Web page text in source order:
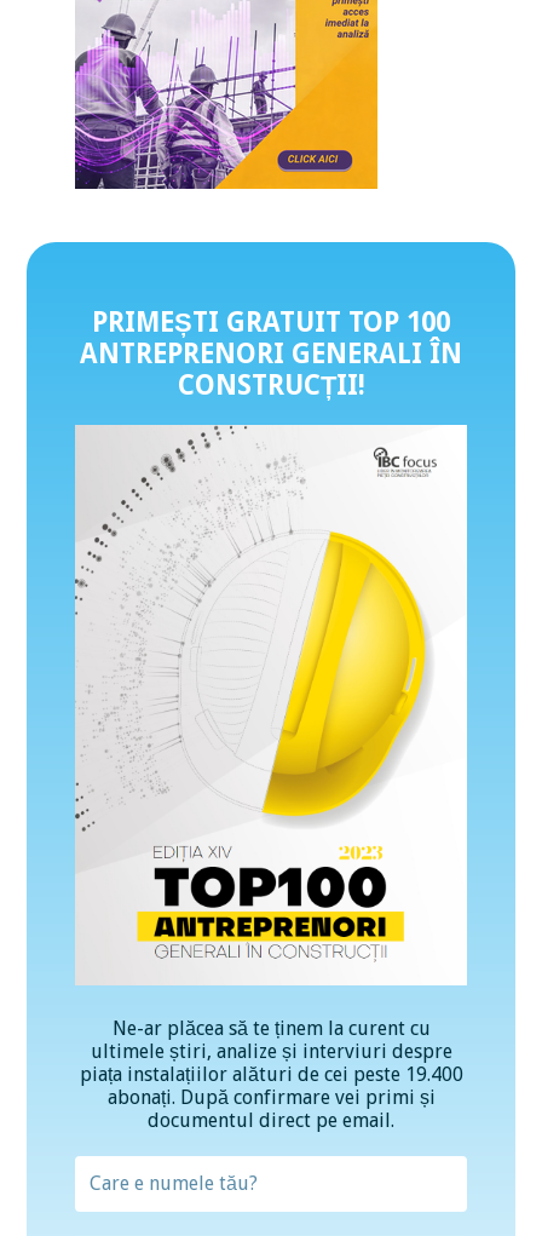
PRIMEȘTI GRATUIT TOP 100
ANTREPRENORI GENERALI ÎN
CONSTRUCȚII!
Ne-ar plăcea să te ținem la curent cu
ultimele știri, analize și interviuri despre
piața instalațiilor alături de cei peste 19.400
abonați. După confirmare vei primi și
documentul direct pe email.